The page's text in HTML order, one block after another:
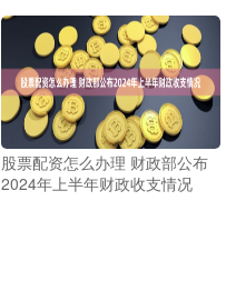
股票配资怎么办理 财政部公布
2024年上半年财政收支情况